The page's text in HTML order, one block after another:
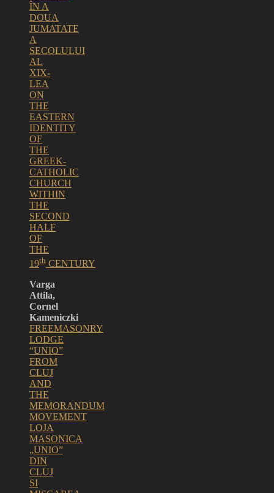
ÎN A
DOUA
JUMATATE
A
SECOLULUI
AL
XIX-
LEA
ON
THE
EASTERN
IDENTITY
OF
THE
GREEK-
CATHOLIC
CHURCH
WITHIN
THE
SECOND
HALF
OF
THE
19th CENTURY
Varga
Attila,
Cornel
Kameniczki
FREEMASONRY
LODGE
“UNIO”
FROM
CLUJ
AND
THE
MEMORANDUM
MOVEMENT
LOJA
MASONICA
„UNIO”
DIN
CLUJ
SI